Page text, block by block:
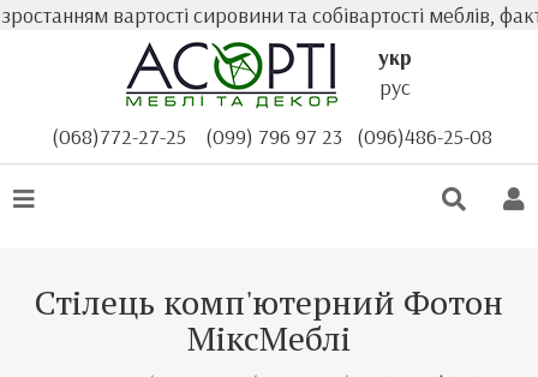
вартості сировини та собівартості меблів,
укр
рус
(068)772-27-25
(099) 796 97 23 (096)486-25-08
Стілець комп'ютерний Фотон
МіксМеблі